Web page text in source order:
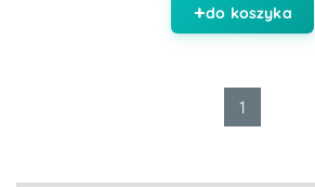
do koszyka
1